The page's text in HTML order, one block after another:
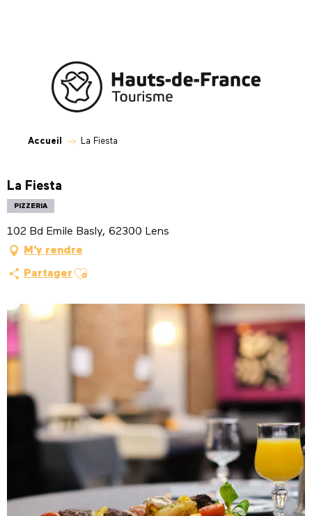
Accueil La Fiesta
La Fiesta
PIZZERIA
102 Bd Emile Basly, 62300 Lens
M'y rendre
Partager Ajouter aux favoris